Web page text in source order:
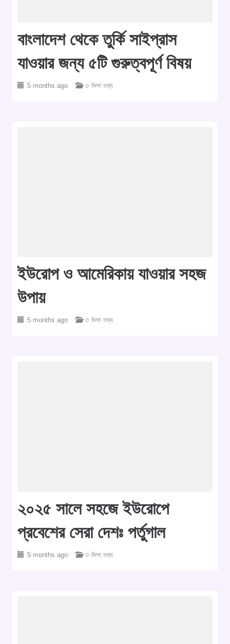
বাংলাদেশ থেকে তুর্কি সাইপ্রাস
যাওয়ার জন্য ৫টি গুরুত্বপূর্ণ বিষয়
5 months ago ○ ভিসা তথ্য
ইউরোপ ও আমেরিকায় যাওয়ার সহজ
উপায়
5 months ago ○ ভিসা তথ্য
২০২৫ সালে সহজে ইউরোপে
প্রবেশের সেরা দেশঃ পর্তুগাল
5 months ago ○ ভিসা তথ্য